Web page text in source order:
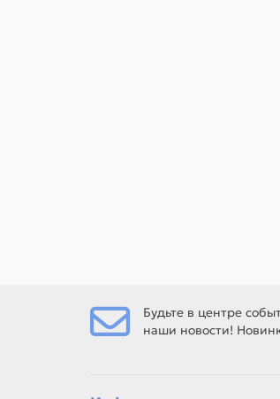
Будьте в центре
наши новости!